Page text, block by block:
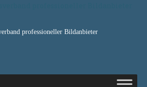
professioneller Bildanbieter